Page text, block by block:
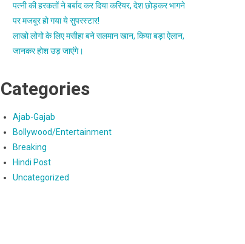
पत्नी की हरकतों ने बर्बाद कर दिया करियर, देश छोड़कर भागने
पर मजबूर हो गया ये सुपरस्टार!
लाखो लोगो के लिए मसीहा बने सलमान खान, किया बड़ा ऐलान,
जानकर होश उड़ जाएंगे।
Categories
Ajab-Gajab
Bollywood/Entertainment
Breaking
Hindi Post
Uncategorized